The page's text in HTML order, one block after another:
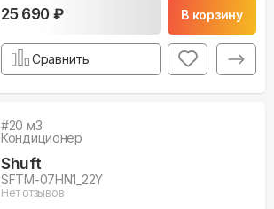
25 690 ₽ В корзину
Сравнить
#20 м3
Кондиционер
Shuft
SFTM-07HN1_22Y
Нет отзывов